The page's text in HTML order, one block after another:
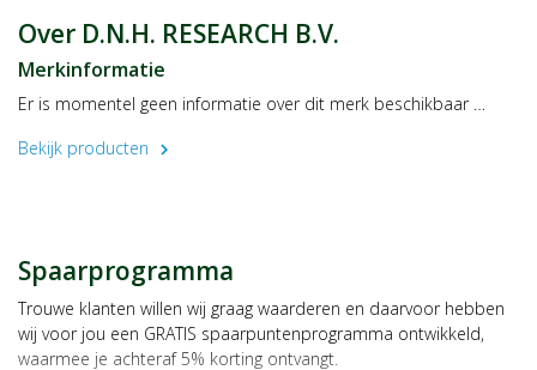
Over D.N.H. RESEARCH B.V.
Merkinformatie
Er is momentel geen informatie over dit merk beschikbaar …
Bekijk producten
chevron_right
Spaarprogramma
Trouwe klanten willen wij graag waarderen en daarvoor hebben
wij voor jou een GRATIS spaarpuntenprogramma ontwikkeld,
waarmee je achteraf 5% korting ontvangt.